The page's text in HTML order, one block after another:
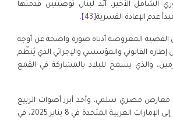
الشامل الأخير، أيّد لبنان توصيتين قدمتها
عدم الإعادة القسرية[43]
.
القضية المعروضة أدناه صورة واضحة عن أوجه
إطاره القانوني والمؤسسي والإجرائي الذي يُنظّم
والذي يسمح للبلاد بالمشاركة في القمع
معارض مصري سلمي، وأحد أبرز أصوات الربيع
العربي، سُلّم من لبنان إلى الإمارات العربية المتحدة في 8 يناير 2025، في